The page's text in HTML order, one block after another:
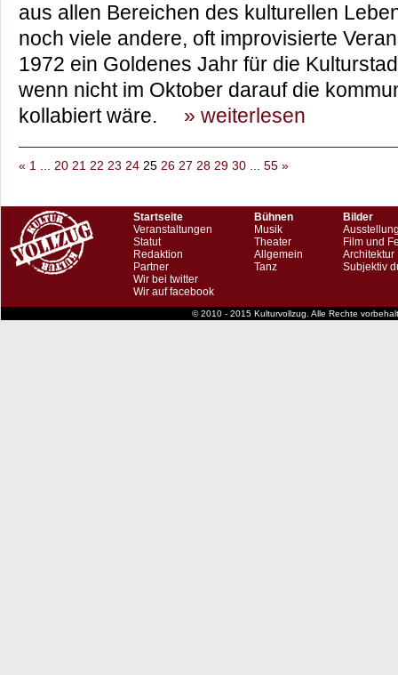
aus allen Bereichen des kulturellen
noch viele andere, oft improvisierte
1972 ein Goldenes Jahr für die
wenn nicht im Oktober darauf die
kollabiert wäre. » weiterlesen
« 1 ... 20 21 22 23 24 25 26 27 28 29 30 ... 55 »
Startseite
Veranstaltungen
Statut
Redaktion
Partner
Wir bei twitter
Wir auf facebook
Bühnen
Musik
Theater
Allgemein
Tanz
Bilder
Film und
Architektur
Subjektiv
© 2010 - 2015 Kulturvollzug. Alle Rechte